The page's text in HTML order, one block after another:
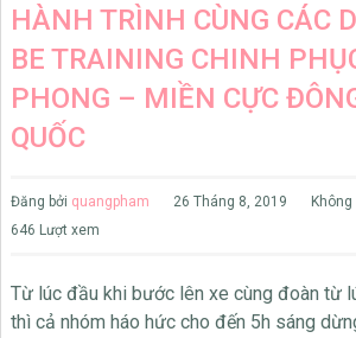
HÀNH TRÌNH CÙNG CÁC
BE TRAINING CHINH
PHONG – MIỀN CỰC
QUỐC
Đăng bởi quangpham 26 Tháng 8, 2019
Không
646 Lượt xem
Từ lúc đầu khi bước lên xe cùng đoàn từ
thì cả nhóm háo hức cho đến 5h sáng